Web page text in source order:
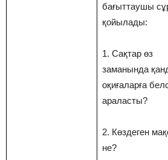
бағыттаушы
қойылады:
1. Сақтар өз
заманында
оқиғаларға
араласты?
2. Көздеген
не?